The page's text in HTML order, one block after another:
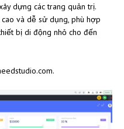
dựng các trang quản trị.
và dễ sử dụng, phù hợp
bị di động nhỏ cho đến